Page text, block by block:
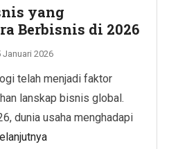
yang
Berbisnis di 2026
Januari 2026
telah menjadi faktor
lanskap bisnis global.
dunia usaha menghadapi